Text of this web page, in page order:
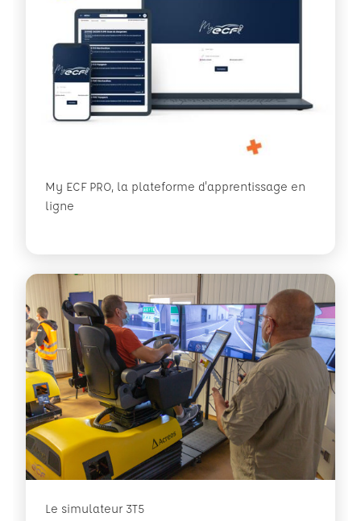
My ECF PRO, la plateforme d'apprentissage en
ligne
Le simulateur 3T5